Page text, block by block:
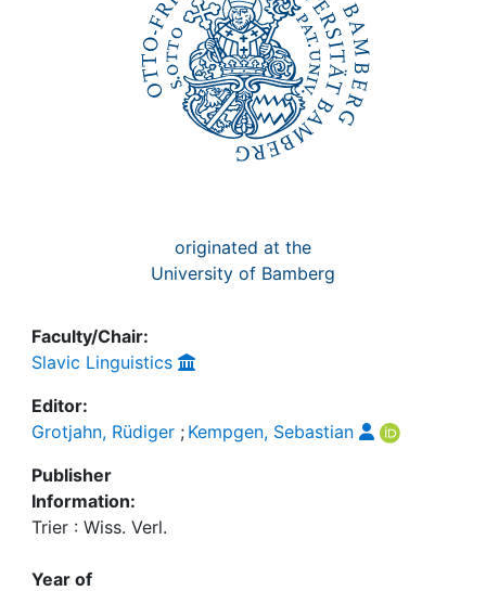
originated at the
University of Bamberg
Faculty/Chair:
Slavic Linguistics
Editor:
Grotjahn, Rüdiger ; Kempgen, Sebastian
Publisher
Information:
Trier : Wiss. Verl.
Year of